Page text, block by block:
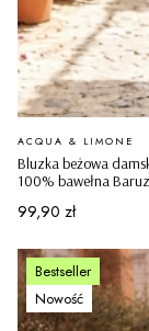
Bluzka beżowa
100% bawełna
PRODUCENT
ACQUA & LIMONE
Cena
99,90 zł
Bestseller
Nowość